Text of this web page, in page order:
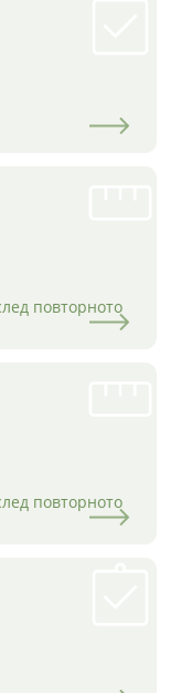
повторното
повторното